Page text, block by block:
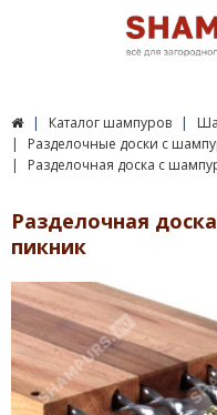
Каталог шампуров
Разделочные доски с
Разделочная доска с
Разделочная
пикник